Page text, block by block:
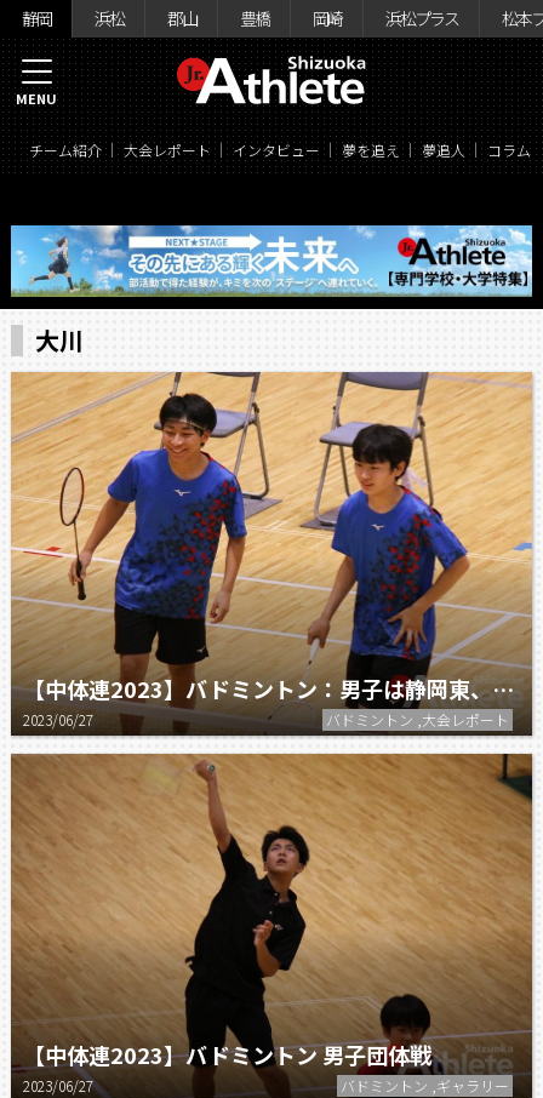
静岡 浜松 郡山 豊橋 岡崎 浜松プラス 松本
チーム紹介 大会レポート インタビュー 夢を追え 夢追人 コラム
MENU
大川
【中体連2023】バドミントン：男子は静岡東、女子は豊田。個人・団体ともに熱い戦い！
2023/06/27 バドミントン ,大会レポート
【中体連2023】バドミントン 男子団体戦
2023/06/27 バドミントン ,ギャラリー